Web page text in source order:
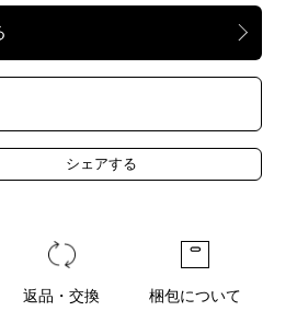
返品・交換 梱包について